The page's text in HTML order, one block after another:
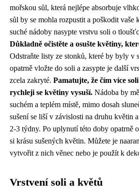
mořskou sůl, která nejlépe absorbuje
sůl by se mohla rozpustit a poškodit vaše
suché nádoby nasypte vrstvu soli o
Důkladně očistěte a osušte květiny,
Odstraňte listy ze stonků, které by byly v
opatrně vložte do soli a zasypte je další
zcela zakryté. Pamatujte, že čím více
rychleji se květiny vysuší. Nádoba by
suchém a teplém místě, mimo dosah
sušení se liší v závislosti na druhu květin
2-3 týdny. Po uplynutí této doby opatrně
si krásu sušených květin. Můžete je
vytvořit z nich věnec nebo je použít k
Vrstvení soli a květů